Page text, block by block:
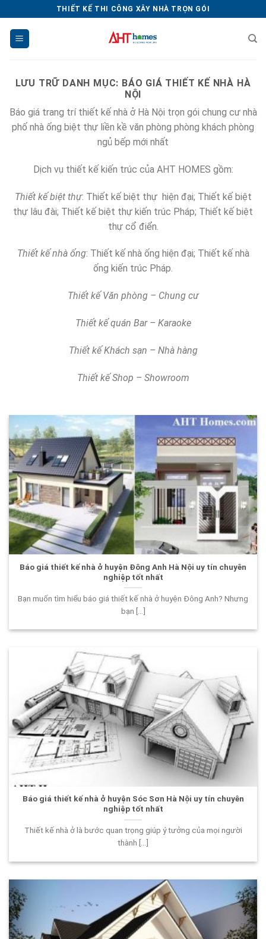
dung
THIẾT KẾ THI CÔNG XÂY NHÀ TRỌN GÓI
LƯU TRỮ DANH MỤC: BÁO GIÁ THIẾT KẾ NHÀ HÀ
NỘI
Báo giá trang trí thiết kế nhà ở Hà Nội trọn gói chung cư nhà
phố nhà ống biệt thự liền kề văn phòng phòng khách phòng
ngủ bếp mới nhất
Dịch vụ thiết kế kiến trúc của AHT HOMES gồm:
Thiết kế biệt thự: Thiết kế biệt thự hiện đại; Thiết kế biệt
thự lâu đài; Thiết kế biệt thự kiến trúc Pháp; Thiết kế biệt
thự cổ điển.
Thiết kế nhà ống: Thiết kế nhà ống hiện đại; Thiết kế nhà
ống kiến trúc Pháp.
Thiết kế Văn phòng – Chung cư
Thiết kế quán Bar – Karaoke
Thiết kế Khách sạn – Nhà hàng
Thiết kế Shop – Showroom
Báo giá thiết kế nhà ở huyện Đông Anh Hà Nội uy tín chuyên
nghiệp tốt nhất
Bạn muốn tìm hiểu báo giá thiết kế nhà ở huyện Đông Anh? Nhưng
bạn [...]
Báo giá thiết kế nhà ở huyện Sóc Sơn Hà Nội uy tín chuyên
nghiệp tốt nhất
Thiết kế nhà ở là bước quan trọng giúp ý tưởng của mọi người
thành [...]